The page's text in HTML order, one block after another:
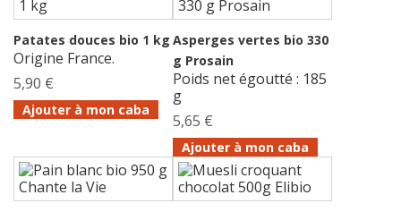
Patates douces bio 1 kg
Origine France.
5,90 €
Ajouter à mon caba
Asperges vertes bio 330
g Prosain
Poids net égoutté : 185
g
5,65 €
Ajouter à mon caba